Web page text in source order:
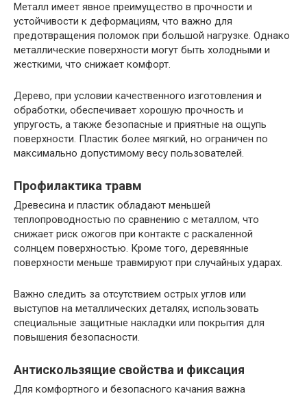
Металл имеет явное преимущество в прочности и
устойчивости к деформациям, что важно для
предотвращения поломок при большой нагрузке. Однако
металлические поверхности могут быть холодными и
жесткими, что снижает комфорт.
Дерево, при условии качественного изготовления и
обработки, обеспечивает хорошую прочность и
упругость, а также безопасные и приятные на ощупь
поверхности. Пластик более мягкий, но ограничен по
максимально допустимому весу пользователей.
Профилактика травм
Древесина и пластик обладают меньшей
теплопроводностью по сравнению с металлом, что
снижает риск ожогов при контакте с раскаленной
солнцем поверхностью. Кроме того, деревянные
поверхности меньше травмируют при случайных ударах.
Важно следить за отсутствием острых углов или
выступов на металлических деталях, использовать
специальные защитные накладки или покрытия для
повышения безопасности.
Антискользящие свойства и фиксация
Для комфортного и безопасного качания важна